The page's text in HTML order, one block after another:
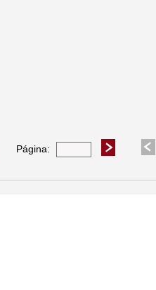
Página: